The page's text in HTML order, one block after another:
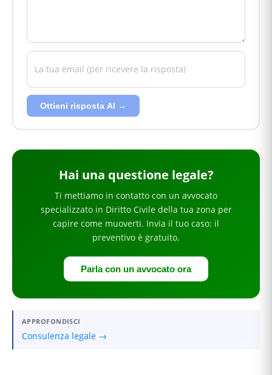
Ottieni risposta AI →
Hai una questione legale?
Ti mettiamo in contatto con un avvocato
specializzato in Diritto Civiledella tua zona per
capire come muoverti. Invia il tuo caso: il
preventivo è gratuito.
Parla con un avvocato ora
APPROFONDISCI
Consulenza legale →